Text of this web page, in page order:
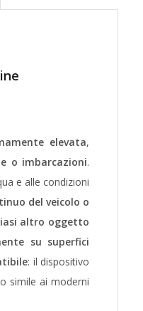
elevata,
o imbarcazioni.
e alle condizioni
del veicolo o
altro oggetto
su superfici
: il dispositivo
simile ai moderni